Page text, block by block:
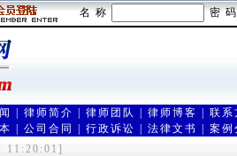
名 称 密 码
律师简介 律师团队 律师博客 联系
公司合同 行政诉讼 法律文书 案例
网是由在济南享有声誉的刑事辩护律师
11:20:01]